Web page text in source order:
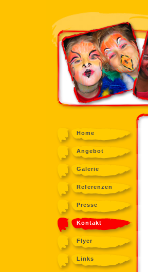
Home
Angebot
Galerie
Referenzen
Presse
Kontakt
Flyer
Links